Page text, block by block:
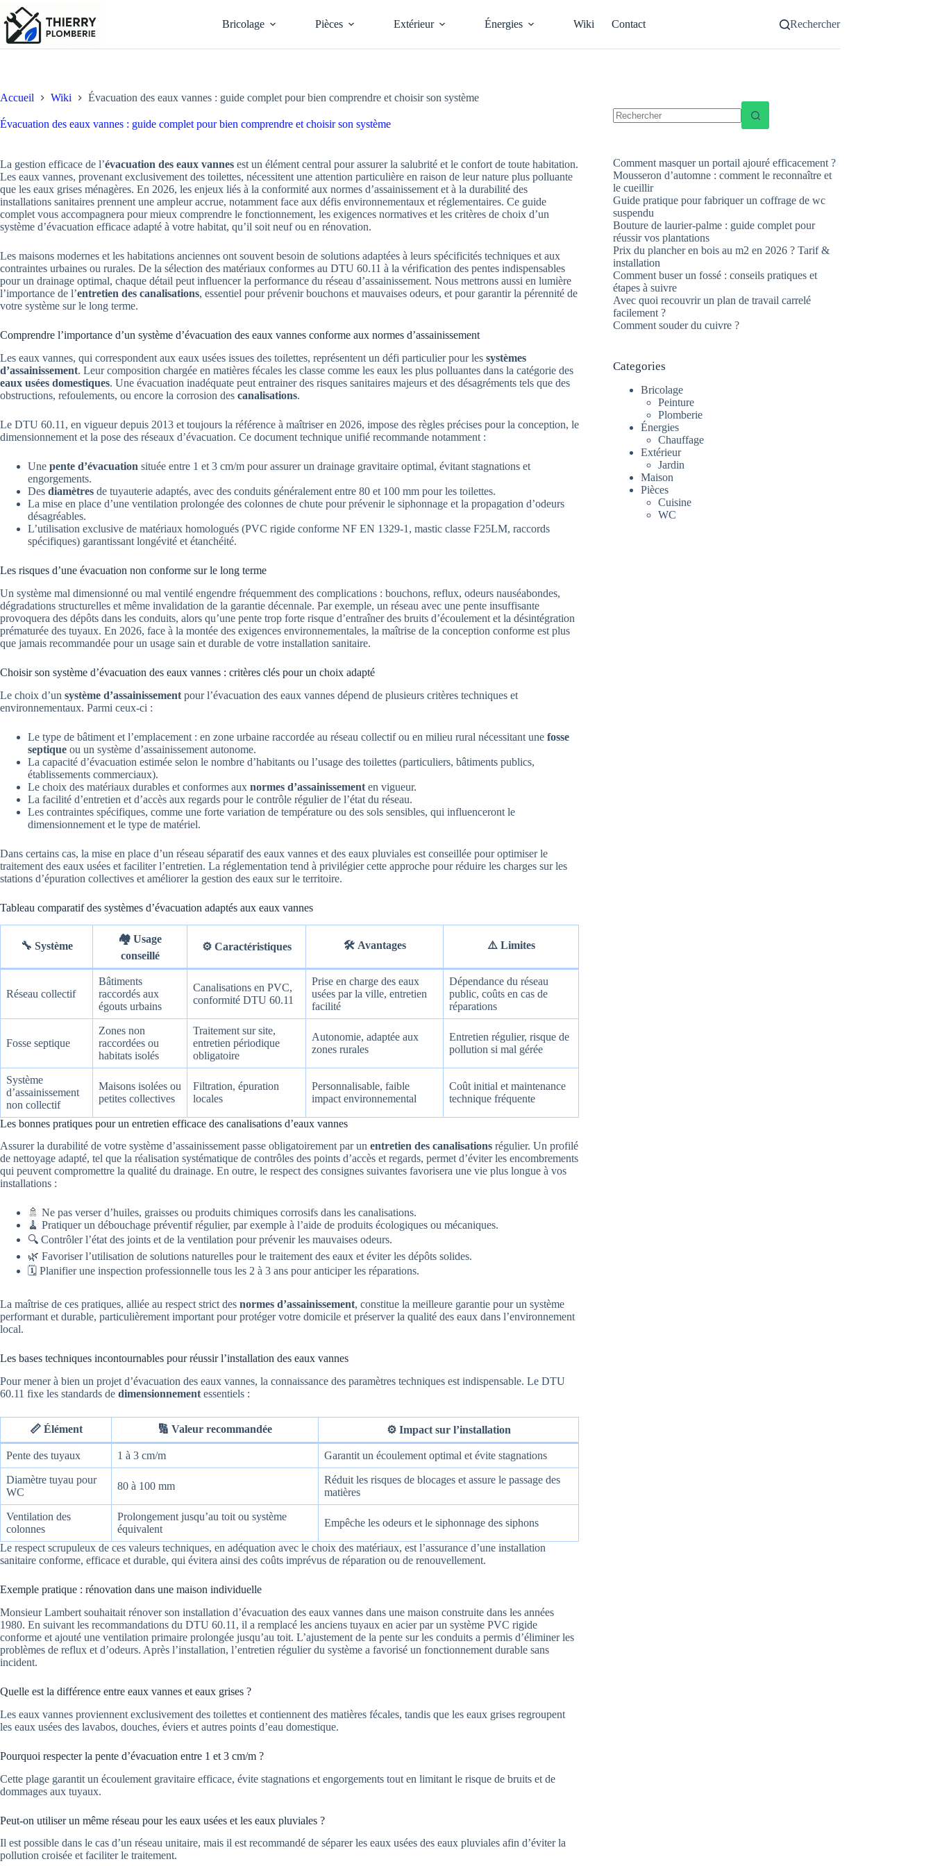
Passer
au
contenu
Bricolage Pièces Extérieur Énergies Wiki Contact Rechercher
Accueil Wiki Évacuation des eaux vannes : guide complet pour bien comprendre et choisir son système
Évacuation des eaux vannes : guide complet pour bien comprendre et choisir son système
La gestion efficace de l’évacuation des eaux vannes est un élément central pour assurer la salubrité et le confort de toute habitation.
Les eaux vannes, provenant exclusivement des toilettes, nécessitent une attention particulière en raison de leur nature plus polluante
que les eaux grises ménagères. En 2026, les enjeux liés à la conformité aux normes d’assainissement et à la durabilité des
installations sanitaires prennent une ampleur accrue, notamment face aux défis environnementaux et réglementaires. Ce guide
complet vous accompagnera pour mieux comprendre le fonctionnement, les exigences normatives et les critères de choix d’un
système d’évacuation efficace adapté à votre habitat, qu’il soit neuf ou en rénovation.
Les maisons modernes et les habitations anciennes ont souvent besoin de solutions adaptées à leurs spécificités techniques et aux
contraintes urbaines ou rurales. De la sélection des matériaux conformes au DTU 60.11 à la vérification des pentes indispensables
pour un drainage optimal, chaque détail peut influencer la performance du réseau d’assainissement. Nous mettrons aussi en lumière
l’importance de l’entretien des canalisations, essentiel pour prévenir bouchons et mauvaises odeurs, et pour garantir la pérennité de
votre système sur le long terme.
Comprendre l’importance d’un système d’évacuation des eaux vannes conforme aux normes d’assainissement
Les eaux vannes, qui correspondent aux eaux usées issues des toilettes, représentent un défi particulier pour les systèmes
d’assainissement. Leur composition chargée en matières fécales les classe comme les eaux les plus polluantes dans la catégorie des
eaux usées domestiques. Une évacuation inadéquate peut entrainer des risques sanitaires majeurs et des désagréments tels que des
obstructions, refoulements, ou encore la corrosion des canalisations.
Le DTU 60.11, en vigueur depuis 2013 et toujours la référence à maîtriser en 2026, impose des règles précises pour la conception, le
dimensionnement et la pose des réseaux d’évacuation. Ce document technique unifié recommande notamment :
Une pente d’évacuation située entre 1 et 3 cm/m pour assurer un drainage gravitaire optimal, évitant stagnations et
engorgements.
Des diamètres de tuyauterie adaptés, avec des conduits généralement entre 80 et 100 mm pour les toilettes.
La mise en place d’une ventilation prolongée des colonnes de chute pour prévenir le siphonnage et la propagation d’odeurs
désagréables.
L’utilisation exclusive de matériaux homologués (PVC rigide conforme NF EN 1329-1, mastic classe F25LM, raccords
spécifiques) garantissant longévité et étanchéité.
Les risques d’une évacuation non conforme sur le long terme
Un système mal dimensionné ou mal ventilé engendre fréquemment des complications : bouchons, reflux, odeurs nauséabondes,
dégradations structurelles et même invalidation de la garantie décennale. Par exemple, un réseau avec une pente insuffisante
provoquera des dépôts dans les conduits, alors qu’une pente trop forte risque d’entraîner des bruits d’écoulement et la désintégration
prématurée des tuyaux. En 2026, face à la montée des exigences environnementales, la maîtrise de la conception conforme est plus
que jamais recommandée pour un usage sain et durable de votre installation sanitaire.
Choisir son système d’évacuation des eaux vannes : critères clés pour un choix adapté
Le choix d’un système d’assainissement pour l’évacuation des eaux vannes dépend de plusieurs critères techniques et
environnementaux. Parmi ceux-ci :
Le type de bâtiment et l’emplacement : en zone urbaine raccordée au réseau collectif ou en milieu rural nécessitant une fosse
septique ou un système d’assainissement autonome.
La capacité d’évacuation estimée selon le nombre d’habitants ou l’usage des toilettes (particuliers, bâtiments publics,
établissements commerciaux).
Le choix des matériaux durables et conformes aux normes d’assainissement en vigueur.
La facilité d’entretien et d’accès aux regards pour le contrôle régulier de l’état du réseau.
Les contraintes spécifiques, comme une forte variation de température ou des sols sensibles, qui influenceront le
dimensionnement et le type de matériel.
Dans certains cas, la mise en place d’un réseau séparatif des eaux vannes et des eaux pluviales est conseillée pour optimiser le
traitement des eaux usées et faciliter l’entretien. La réglementation tend à privilégier cette approche pour réduire les charges sur les
stations d’épuration collectives et améliorer la gestion des eaux sur le territoire.
Tableau comparatif des systèmes d’évacuation adaptés aux eaux vannes
🔧 Système
🏘️ Usage
conseillé
⚙️ Caractéristiques 🛠️ Avantages ⚠️ Limites
Réseau collectif
Bâtiments
raccordés aux
égouts urbains
Canalisations en PVC,
conformité DTU 60.11
Prise en charge des eaux
usées par la ville, entretien
facilité
Dépendance du réseau
public, coûts en cas de
réparations
Fosse septique
Zones non
raccordées ou
habitats isolés
Traitement sur site,
entretien périodique
obligatoire
Autonomie, adaptée aux
zones rurales
Entretien régulier, risque de
pollution si mal gérée
Système
d’assainissement
non collectif
Maisons isolées ou
petites collectives
Filtration, épuration
locales
Personnalisable, faible
impact environnemental
Coût initial et maintenance
technique fréquente
Les bonnes pratiques pour un entretien efficace des canalisations d’eaux vannes
Assurer la durabilité de votre système d’assainissement passe obligatoirement par un entretien des canalisations régulier. Un profilé
de nettoyage adapté, tel que la réalisation systématique de contrôles des points d’accès et regards, permet d’éviter les encombrements
qui peuvent compromettre la qualité du drainage. En outre, le respect des consignes suivantes favorisera une vie plus longue à vos
installations :
🚿 Ne pas verser d’huiles, graisses ou produits chimiques corrosifs dans les canalisations.
🧹 Pratiquer un débouchage préventif régulier, par exemple à l’aide de produits écologiques ou mécaniques.
🔍 Contrôler l’état des joints et de la ventilation pour prévenir les mauvaises odeurs.
🌿 Favoriser l’utilisation de solutions naturelles pour le traitement des eaux et éviter les dépôts solides.
🗓️ Planifier une inspection professionnelle tous les 2 à 3 ans pour anticiper les réparations.
La maîtrise de ces pratiques, alliée au respect strict des normes d’assainissement, constitue la meilleure garantie pour un système
performant et durable, particulièrement important pour protéger votre domicile et préserver la qualité des eaux dans l’environnement
local.
Les bases techniques incontournables pour réussir l’installation des eaux vannes
Pour mener à bien un projet d’évacuation des eaux vannes, la connaissance des paramètres techniques est indispensable. Le DTU
60.11 fixe les standards de dimensionnement essentiels :
📏 Élément 🔢 Valeur recommandée ⚙️ Impact sur l’installation
Pente des tuyaux 1 à 3 cm/m Garantit un écoulement optimal et évite stagnations
Diamètre tuyau pour
WC
80 à 100 mm
Réduit les risques de blocages et assure le passage des
matières
Ventilation des
colonnes
Prolongement jusqu’au toit ou système
équivalent
Empêche les odeurs et le siphonnage des siphons
Le respect scrupuleux de ces valeurs techniques, en adéquation avec le choix des matériaux, est l’assurance d’une installation
sanitaire conforme, efficace et durable, qui évitera ainsi des coûts imprévus de réparation ou de renouvellement.
Exemple pratique : rénovation dans une maison individuelle
Monsieur Lambert souhaitait rénover son installation d’évacuation des eaux vannes dans une maison construite dans les années
1980. En suivant les recommandations du DTU 60.11, il a remplacé les anciens tuyaux en acier par un système PVC rigide
conforme et ajouté une ventilation primaire prolongée jusqu’au toit. L’ajustement de la pente sur les conduits a permis d’éliminer les
problèmes de reflux et d’odeurs. Après l’installation, l’entretien régulier du système a favorisé un fonctionnement durable sans
incident.
Quelle est la différence entre eaux vannes et eaux grises ?
Les eaux vannes proviennent exclusivement des toilettes et contiennent des matières fécales, tandis que les eaux grises regroupent
les eaux usées des lavabos, douches, éviers et autres points d’eau domestique.
Pourquoi respecter la pente d’évacuation entre 1 et 3 cm/m ?
Cette plage garantit un écoulement gravitaire efficace, évite stagnations et engorgements tout en limitant le risque de bruits et de
dommages aux tuyaux.
Peut-on utiliser un même réseau pour les eaux usées et les eaux pluviales ?
Il est possible dans le cas d’un réseau unitaire, mais il est recommandé de séparer les eaux usées des eaux pluviales afin d’éviter la
pollution croisée et faciliter le traitement.
Comment masquer un portail ajouré efficacement ?
Mousseron d’automne : comment le reconnaître et
le cueillir
Guide pratique pour fabriquer un coffrage de wc
suspendu
Bouture de laurier-palme : guide complet pour
réussir vos plantations
Prix du plancher en bois au m2 en 2026 ? Tarif &
installation
Comment buser un fossé : conseils pratiques et
étapes à suivre
Avec quoi recouvrir un plan de travail carrelé
facilement ?
Comment souder du cuivre ?
Categories
Bricolage
Peinture
Plomberie
Énergies
Chauffage
Extérieur
Jardin
Maison
Pièces
Cuisine
WC